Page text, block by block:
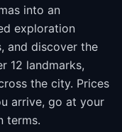
into an
exploration
and discover the
12 landmarks,
the city. Prices
arrive, go at your
terms.